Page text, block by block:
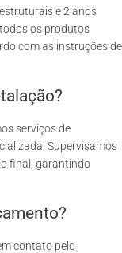
e 2 anos
os produtos
com as instruções de
serviços de
Supervisamos
final, garantindo
contato pelo